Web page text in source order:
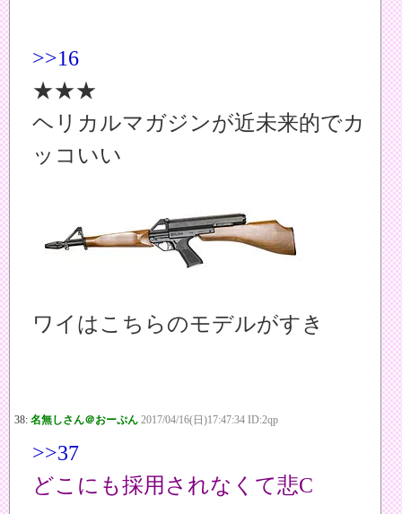
>>16
★★★
ヘリカルマガジンが近未来的でカ
ッコいい
ワイはこちらのモデルがすき
38: 名無しさん＠おーぷん 2017/04/16(日)17:47:34 ID:2qp
>>37
どこにも採用されなくて悲C